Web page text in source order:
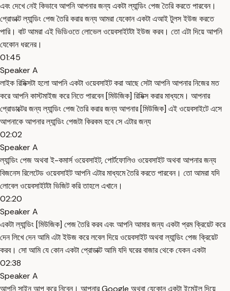
এবং দেখে নেই কিভাবে আপনি আপনার জন্য একটা ল্যান্ডিং পেজ তৈরি করতে পারবেন।
প্রোডাক্ট ল্যান্ডিং পেজ তৈরি করার জন্য আমরা যেকোন একটা এআই টুলস ইউজ করতে
পারি। বাট আমরা এই ভিডিওতে লোভেল ওয়েবসাইটটা ইউজ করব। তো এটা দিয়ে আপনি
যেকোন ধরনের।
01:45
Speaker A
লাইক রিমিক্সটা হলো আপনি একটা ওয়েবসাইট করা আছে সেটা আপনি আপনার নিজের মত
করে আপনি কাস্টমাইজ করে নিতে পারবেন [মিউজিক] রিমিক্স করার মাধ্যমে। আপনার
প্রোডাক্টের জন্য ল্যান্ডিং পেজ তৈরি করার জন্য আপনার [মিউজিক] এই ওয়েবসাইটে এসে
আপনাকে আপনার ল্যান্ডিং পেজটা কিরকম হবে সে এটার জন্য
02:02
Speaker A
ল্যান্ডিং পেজ অথবা ই-কমার্স ওয়েবসাইট, পোর্টফোলিও ওয়েবসাইট অথবা আপনার জন্য
বিজনেস রিলেটেড ওয়েবসাইট আপনি এটার মাধ্যমে তৈরি করতে পারবেন। তো আমরা যদি
লোবেল ওয়েবসাইটটা ভিজিট করি তাহলে এখানে।
02:20
Speaker A
একটা ল্যান্ডিং [মিউজিক] পেজ তৈরি করব এবং আপনি আমার জন্য একটা প্রম ক্রিয়েট করে
দেন লিখে দেন আমি এটা ইউজ করে লবেল দিয়ে ওয়েবসাইট অথবা ল্যান্ডিং পেজ ক্রিয়েট
করব। সো আমি যে কোন একটা প্রোডাক্ট আমি যদি ঘরের বাজার থেকে যেকন একটা
02:38
Speaker A
আপনি সাইন আপ করে নিবেন। আপনার Google অথবা যেকোন একটা ইমেইল দিয়ে